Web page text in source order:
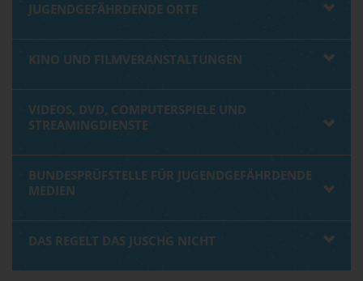
JUGENDGEFÄHRDENDE ORTE
KINO UND FILMVERANSTALTUNGEN
VIDEOS, DVD, COMPUTERSPIELE UND
STREAMINGDIENSTE
BUNDESPRÜFSTELLE FÜR JUGENDGEFÄHRDENDE
MEDIEN
DAS REGELT DAS JUSCHG NICHT